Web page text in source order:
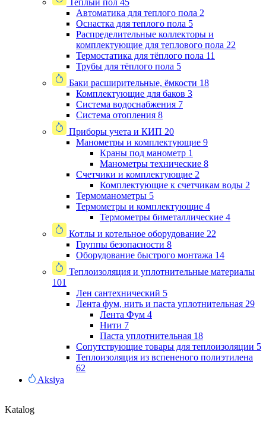
Теплый пол 45
Автоматика для теплого пола 2
Оснастка для теплого пола 5
Распределительные коллекторы и
комплектующие для теплового пола 22
Термостатика для тёплого пола 11
Трубы для тёплого пола 5
Баки расширительные, ёмкости 18
Комплектующие для баков 3
Система водоснабжения 7
Система отопления 8
Приборы учета и КИП 20
Манометры и комплектующие 9
Краны под манометр 1
Манометры технические 8
Счетчики и комплектующие 2
Комплектующие к счетчикам воды 2
Термоманометры 5
Термометры и комплектующие 4
Термометры биметаллические 4
Котлы и котельное оборудование 22
Группы безопасности 8
Оборудование быстрого монтажа 14
Теплоизоляция и уплотнительные материалы
101
Лен сантехнический 5
Лента фум, нить и паста уплотнительная 29
Лента Фум 4
Нити 7
Паста уплотнительная 18
Сопутствующие товары для теплоизоляции 5
Теплоизоляция из вспененого полиэтилена
62
Aksiya
Katalog